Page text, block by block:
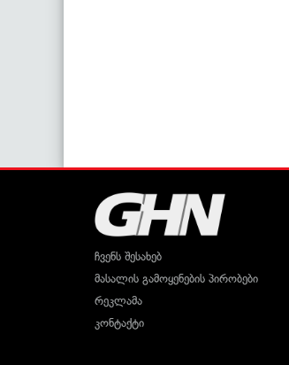
ჩვენს შესახებ
მასალის გამოყენების პირობები
რეკლამა
კონტაქტი